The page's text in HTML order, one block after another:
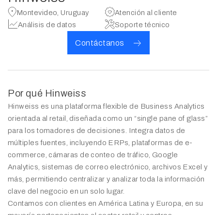
Montevideo, Uruguay
Atención al cliente
Análisis de datos
Soporte técnico
Contáctanos
Por qué Hinweiss
Hinweiss es una plataforma flexible de Business Analytics
orientada al retail, diseñada como un “single pane of glass”
para los tomadores de decisiones. Integra datos de
múltiples fuentes, incluyendo ERPs, plataformas de e-
commerce, cámaras de conteo de tráfico, Google
Analytics, sistemas de correo electrónico, archivos Excel y
más, permitiendo centralizar y analizar toda la información
clave del negocio en un solo lugar.
Contamos con clientes en América Latina y Europa, en su